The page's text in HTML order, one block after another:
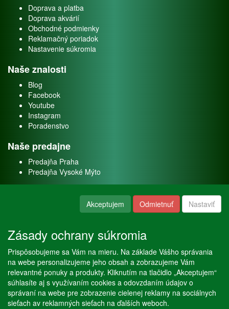
Doprava a platba
Doprava akvárií
Obchodné podmienky
Reklamačný poriadok
Nastavenie súkromia
Naše znalosti
Blog
Facebook
Youtube
Instagram
Poradenstvo
Naše predajne
Predajňa Praha
Predajňa Vysoké Mýto
Naše služby
Servis
Predaj akváriových rýb
Predaj akváriových rastlín
Akceptujem Odmietnuť Nastaviť
Zásady ochrany súkromia
Prispôsobujeme sa Vám na mieru. Na základe Vášho správania
na webe personalizujeme jeho obsah a zobrazujeme Vám
relevantné ponuky a produkty. Kliknutím na tlačidlo „Akceptujem“
súhlasíte aj s využívaním cookies a odovzdaním údajov o
správaní na webe pre zobrazenie cielenej reklamy na sociálnych
sieťach av reklamných sieťach na ďalších weboch.